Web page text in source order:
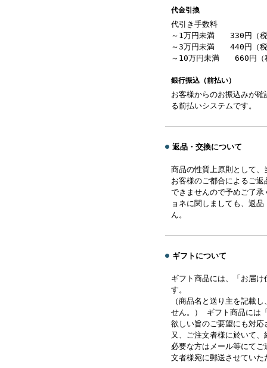
代金引換
代引き手数料
～1万円未満 330円（税
～3万円未満 440円（税
～10万円未満 660円（
銀行振込（前払い）
お客様からのお振込みが
る前払いシステムです。
返品・交換について
商品の性質上原則として
お客様のご都合によるご
できませんので予めご了
ョネに関しましても、返
ん。
ギフトについて
ギフト商品には、「お届
す。
（商品名と送り主を記載
せん。） ギフト商品には
欲しい旨のご要望にも対応
又、ご注文者様に於いて
必要な方はメール等にて
文者様宛に郵送させていた